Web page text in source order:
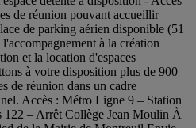
de réunion pouvant accueillir
de parking aérien disponible (51
à la création
et la location d'espaces
à votre disposition plus de 900
de réunion dans un cadre
Accès : Métro Ligne 9 – Station
– Arrêt Collège Jean Moulin À